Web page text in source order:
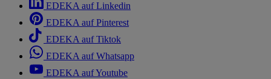
EDEKA auf Linkedin
EDEKA auf Pinterest
EDEKA auf Tiktok
EDEKA auf Whatsapp
EDEKA auf Youtube